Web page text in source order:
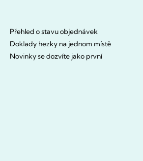
Přehled o stavu objednávek
Doklady hezky na jednom místě
Novinky se dozvíte jako první